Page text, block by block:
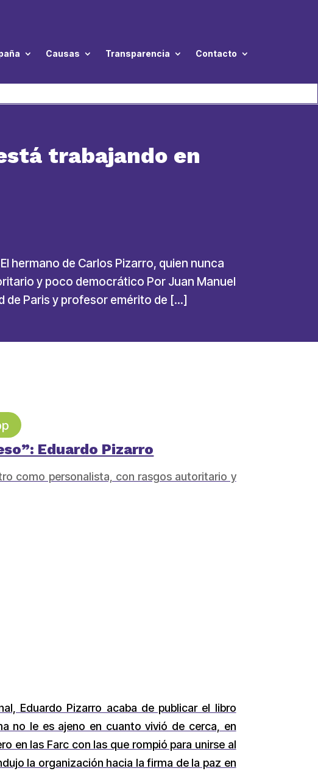
Causas Transparencia Contacto
trabajando en
hermano de Carlos Pizarro, quien nunca
y poco democrático Por Juan Manuel
de Paris y profesor emérito de […]
Eduardo Pizarro
como personalista, con rasgos autoritario y
Eduardo Pizarro acaba de publicar el libro
no le es ajeno en cuanto vivió de cerca, en
en las Farc con las que rompió para unirse al
la organización hacia la firma de la paz en